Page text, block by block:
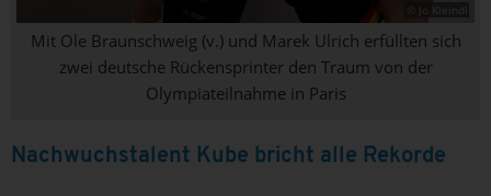
© Jo Kleindl
Mit Ole Braunschweig (v.) und Marek Ulrich erfüllten sich
zwei deutsche Rückensprinter den Traum von der
Olympiateilnahme in Paris
Nachwuchstalent Kube bricht alle Rekorde